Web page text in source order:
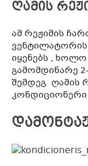
ღამის
ამ რეჟიმის
ვენტილატორის
იყენებს ,
გამომდინარე
შემდეგ ღამის
კონდიციონერი